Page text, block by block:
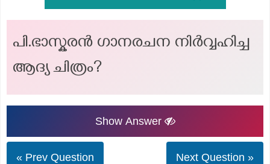
പി.ഭാസ്കരന്‍ ഗാനരചന നിര്‍വ്വഹിച്ച
ആദ്യ ചിത്രം?
Show Answer
« Prev Question Next Question »